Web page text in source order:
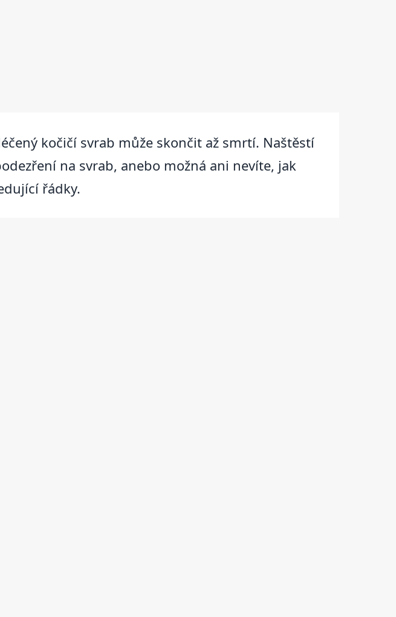
kočičí svrab může skončit až smrtí. Naštěstí
na svrab, anebo možná ani nevíte, jak
řádky.